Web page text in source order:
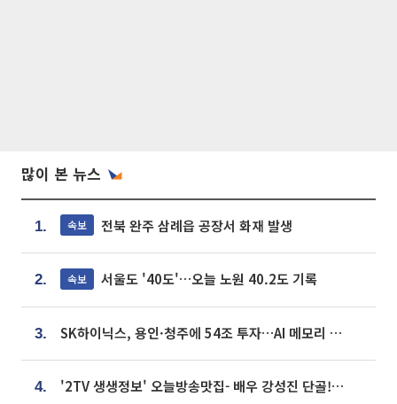
많이 본 뉴스
1. 속보 전북 완주 삼례읍 공장서 화재 발생
2. 속보 서울도 '40도'…오늘 노원 40.2도 기록
3. SK하이닉스, 용인·청주에 54조 투자…AI 메모리 생산기지 키운다
4. '2TV 생생정보' 오늘방송맛집- 배우 강성진 단골! 쌀국수ㆍ푸팟퐁 커리 맛집 '블○○○'